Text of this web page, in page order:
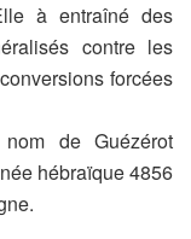
à entraîné des
contre les
forcées
de Guézérot
hébraïque 4856